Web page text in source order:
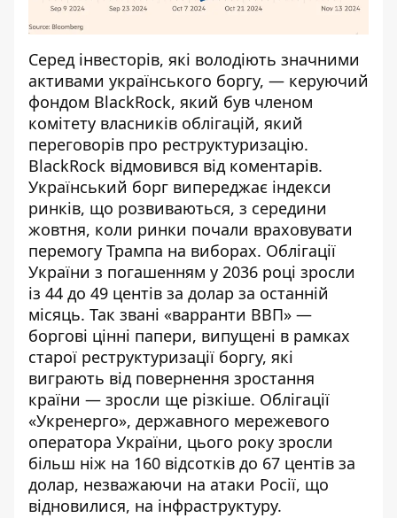
Серед інвесторів, які володіють значними
активами українського боргу, — керуючий
фондом BlackRock, який був членом
комітету власників облігацій, який
переговорів про реструктуризацію.
BlackRock відмовився від коментарів.
Український борг випереджає індекси
ринків, що розвиваються, з середини
жовтня, коли ринки почали враховувати
перемогу Трампа на виборах. Облігації
України з погашенням у 2036 році зросли
із 44 до 49 центів за долар за останній
місяць. Так звані «варранти ВВП» —
боргові цінні папери, випущені в рамках
старої реструктуризації боргу, які
виграють від повернення зростання
країни — зросли ще різкіше. Облігації
«Укренерго», державного мережевого
оператора України, цього року зросли
більш ніж на 160 відсотків до 67 центів за
долар, незважаючи на атаки Росії, що
відновилися, на інфраструктуру.